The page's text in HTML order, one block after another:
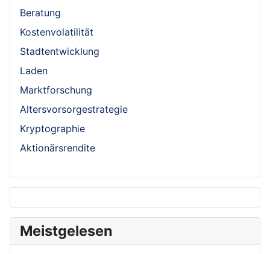
Beratung
Kostenvolatilität
Stadtentwicklung
Laden
Marktforschung
Altersvorsorgestrategie
Kryptographie
Aktionärsrendite
Meistgelesen